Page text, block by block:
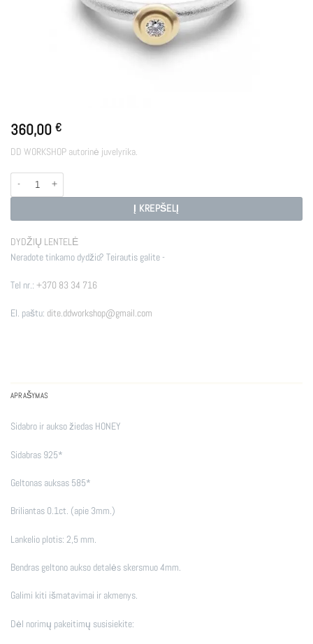
360,00 €
DD WORKSHOP autorinė juvelyrika.
produkto kiekis: HONEY
Į KREPŠELĮ
DYDŽIŲ LENTELĖ
Neradote tinkamo dydžio? Teirautis galite -
Tel nr.: +370 83 34 716
El. paštu: dite.ddworkshop@gmail.com
APRAŠYMAS
Sidabro ir aukso žiedas HONEY
Sidabras 925*
Geltonas auksas 585*
Briliantas 0.1ct. (apie 3mm.)
Lankelio plotis: 2,5 mm.
Bendras geltono aukso detalės skersmuo 4mm.
Galimi kiti išmatavimai ir akmenys.
Dėl norimų pakeitimų susisiekite: